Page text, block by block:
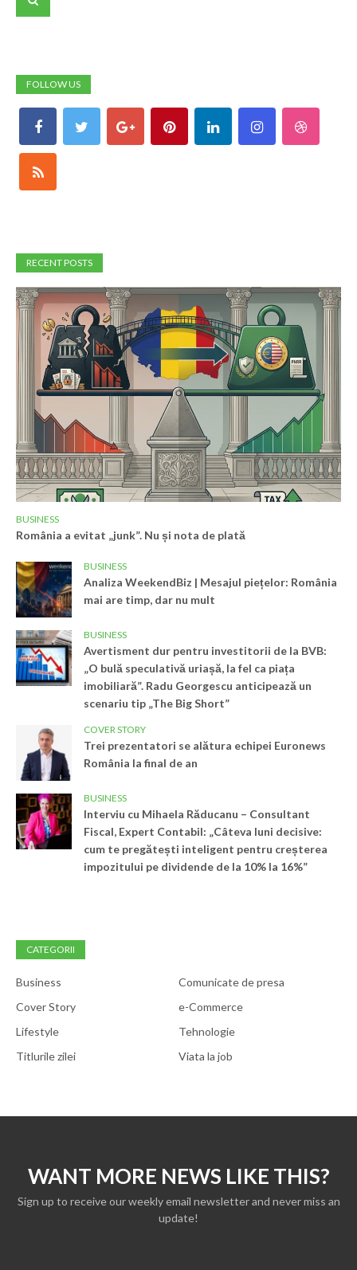
FOLLOW US
RECENT POSTS
BUSINESS
România a evitat „junk”. Nu și nota de plată
BUSINESS
Analiza WeekendBiz | Mesajul piețelor: România
mai are timp, dar nu mult
BUSINESS
Avertisment dur pentru investitorii de la BVB:
„O bulă speculativă uriașă, la fel ca piața
imobiliară”. Radu Georgescu anticipează un
scenariu tip „The Big Short”
COVER STORY
Trei prezentatori se alătura echipei Euronews
România la final de an
BUSINESS
Interviu cu Mihaela Răducanu – Consultant
Fiscal, Expert Contabil: „Câteva luni decisive:
cum te pregătești inteligent pentru creșterea
impozitului pe dividende de la 10% la 16%”
CATEGORII
Business
Comunicate de presa
Cover Story
e-Commerce
Lifestyle
Tehnologie
Titlurile zilei
Viata la job
WANT MORE NEWS LIKE THIS?
Sign up to receive our weekly email newsletter and never miss an
update!